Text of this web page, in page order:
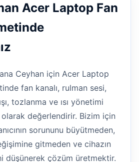
Acer Laptop Fan
Ceyhan için Acer Laptop
fan kanalı, rulman sesi,
tozlanma ve ısı yönetimi
olarak değerlendirir. Bizim için
sorununu büyütmeden,
gitmeden ve cihazın
düşünerek çözüm üretmektir.